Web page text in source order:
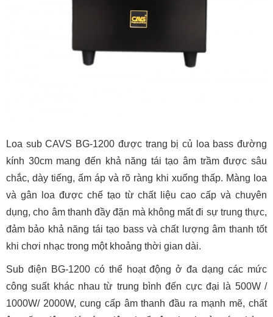
Loa sub CAVS BG-1200 được trang bị củ loa bass đường
kính 30cm mang đến khả năng tái tạo âm trầm được sâu
chắc, dày tiếng, ấm áp và rõ ràng khi xuống thấp. Màng loa
và gân loa được chế tạo từ chất liệu cao cấp và chuyên
dụng, cho âm thanh đầy đặn mà không mất đi sự trung thực,
đảm bảo khả năng tái tạo bass và chất lượng âm thanh tốt
khi chơi nhạc trong một khoảng thời gian dài.
Sub điện BG-1200 có thể hoạt động ở đa dạng các mức
công suất khác nhau từ trung bình đến cực đại là 500W /
1000W/ 2000W, cung cấp âm thanh đầu ra mạnh mẽ, chất